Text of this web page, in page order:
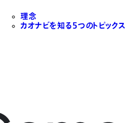
理念
カオナビを知る5つのトピックス